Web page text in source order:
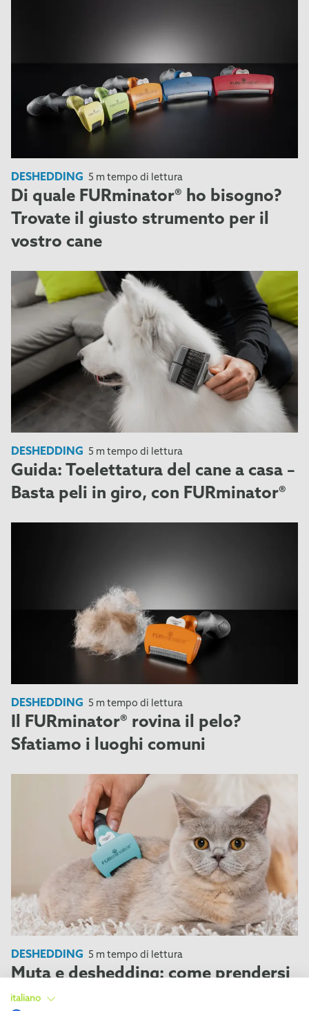
DESHEDDING 5 m tempo di lettura
Di quale FURminator® ho bisogno?
Trovate il giusto strumento per il
vostro cane
DESHEDDING 5 m tempo di lettura
Guida: Toelettatura del cane a casa –
Basta peli in giro, con FURminator®
DESHEDDING 5 m tempo di lettura
Il FURminator® rovina il pelo?
Sfatiamo i luoghi comuni
DESHEDDING 5 m tempo di lettura
Muta e deshedding: come prendersi
cura di cani e gatti
italiano